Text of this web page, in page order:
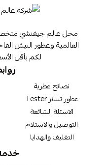
محل عالم جيفنشي
العالمية وعطور النيش
لكم بأقل
نصائح عطرية
عطور تستر Tester
الاسئلة الشائعة
التوصيل والاستلام
التغليف والهدايا